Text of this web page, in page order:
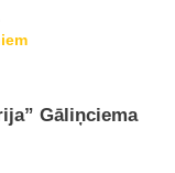
Gāliņciema